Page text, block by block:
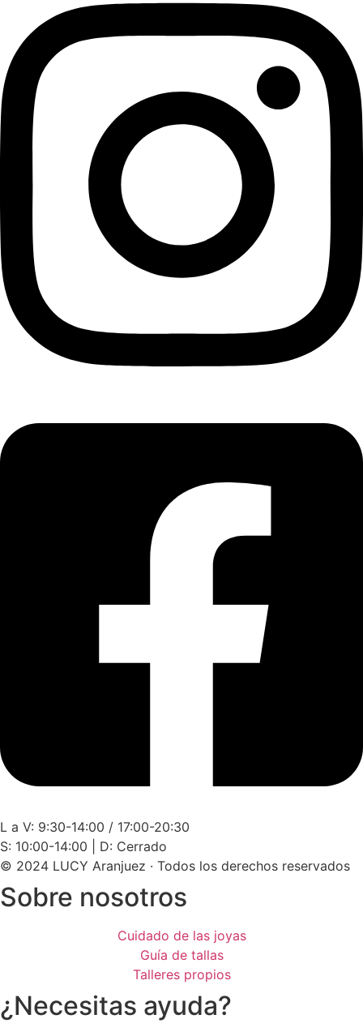
L a V: 9:30-14:00 / 17:00-20:30
S: 10:00-14:00 | D: Cerrado
© 2024 LUCY Aranjuez · Todos los derechos reservados
Sobre nosotros
Cuidado de las joyas
Guía de tallas
Talleres propios
¿Necesitas ayuda?